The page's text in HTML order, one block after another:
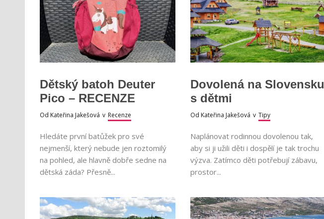
Dětský batoh Deuter
Pico – RECENZE
Od Kateřina Jakešová v Recenze
Hledáte první batůžek pro své
nejmenší, který nebude jen roztomilý
na pohled, ale hlavně dobře sedne na
dětská záda? Přesně...
Dovolená na Slovensku
s dětmi
Od Kateřina Jakešová v Tipy
Naplánovat rodinnou dovolenou tak,
aby si ji užili děti i dospělí je tak trochu
výzva. Zatímco děti potřebují zábavu,
prostor...